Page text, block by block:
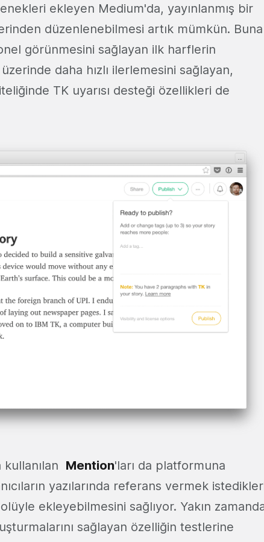
ekleyen Medium'da, yayınlanmış bir
düzenlenebilmesi artık mümkün. Buna
görünmesini sağlayan ilk harflerin
daha hızlı ilerlemesini sağlayan,
TK uyarısı desteği özellikleri de
kullanılan Mention'ları da platformuna
yazılarında referans vermek
ekleyebilmesini sağlıyor. Yakın
sağlayan özelliğin testlerine